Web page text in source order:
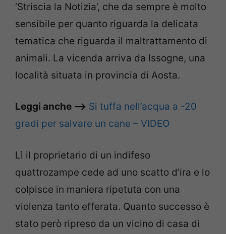
‘Striscia la Notizia’, che da sempre è molto
sensibile per quanto riguarda la delicata
tematica che riguarda il maltrattamento di
animali. La vicenda arriva da Issogne, una
località situata in provincia di Aosta.
Leggi anche –> Si tuffa nell’acqua a -20
gradi per salvare un cane – VIDEO
Lì il proprietario di un indifeso
quattrozampe cede ad uno scatto d’ira e lo
colpisce in maniera ripetuta con una
violenza tanto efferata. Quanto successo è
stato però ripreso da un vicino di casa di